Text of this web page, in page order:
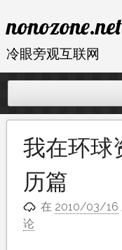
至
内
nonozone.net
冷眼旁观互联网
我在环球
历篇
在 2010/03/16
论